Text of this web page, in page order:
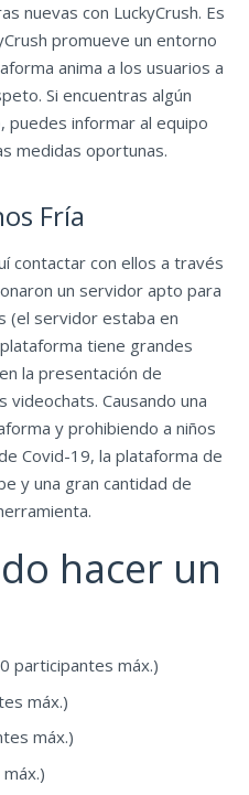
nuevas con LuckyCrush. Es
promueve un entorno
anima a los usuarios a
Si encuentras algún
puedes informar al equipo
medidas oportunas.
Fría
contactar con ellos a través
un servidor apto para
(el servidor estaba en
tiene grandes
la presentación de
Causando una
y prohibiendo a niños
Covid-19, la plataforma de
y una gran cantidad de
hacer un
participantes máx.)
máx.)
máx.)